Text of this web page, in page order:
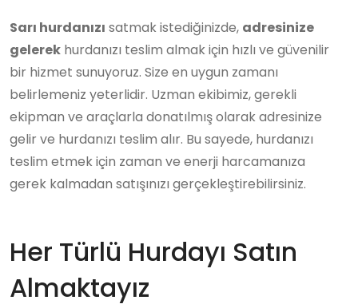
Sarı hurdanızı satmak istediğinizde, adresinize
gelerek hurdanızı teslim almak için hızlı ve güvenilir
bir hizmet sunuyoruz. Size en uygun zamanı
belirlemeniz yeterlidir. Uzman ekibimiz, gerekli
ekipman ve araçlarla donatılmış olarak adresinize
gelir ve hurdanızı teslim alır. Bu sayede, hurdanızı
teslim etmek için zaman ve enerji harcamanıza
gerek kalmadan satışınızı gerçekleştirebilirsiniz.
Her Türlü Hurdayı Satın
Almaktayız